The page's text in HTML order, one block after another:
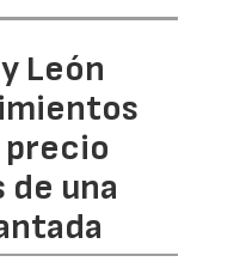
León
precio
de una